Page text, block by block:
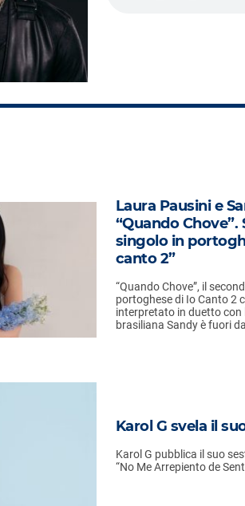
Laura Pausini e
“Quando Chove”.
singolo in
canto 2”
“Quando Chove”, il
portoghese di Io Canto 2
interpretato in duetto con
brasiliana Sandy è fuori
Karol G svela il
Karol G pubblica il suo
“No Me Arrepiento de
SUBASIO COLLECTION
Tu Sei L'unica Donna Per
Subasio Per Un'Ora